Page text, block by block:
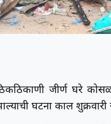
जीर्ण घरे
घटना काल